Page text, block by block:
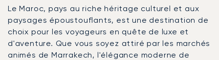
Le Maroc, pays au riche héritage culturel et aux
paysages époustouflants, est une destination de
choix pour les voyageurs en quête de luxe et
d'aventure. Que vous soyez attiré par les marchés
animés de Marrakech, l'élégance moderne de